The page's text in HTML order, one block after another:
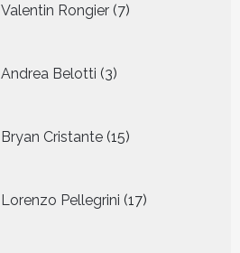
Valentin Rongier 7
producten
Andrea Belotti 3
producten
Bryan Cristante 15
producten
Lorenzo Pellegrini 17
producten